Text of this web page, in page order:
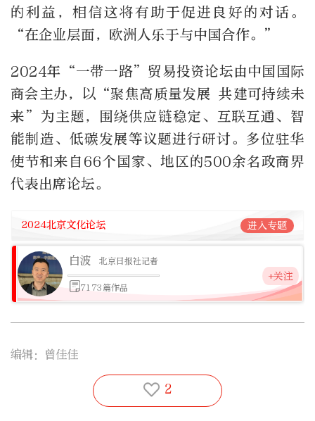
的利益，相信这将有助于促进良好的对话。
“在企业层面，欧洲人乐于与中国合作。”
2024年“一带一路”贸易投资论坛由中国国际
商会主办，以“聚焦高质量发展 共建可持续未
来”为主题，围绕供应链稳定、互联互通、智
能制造、低碳发展等议题进行研讨。多位驻华
使节和来自 66个国家、地区的500余名政商界
代表出席论坛。
2024北京文化论坛 进入专题
白波 北京日报社记者
7173篇作品
+关注
编辑：曾佳佳
2